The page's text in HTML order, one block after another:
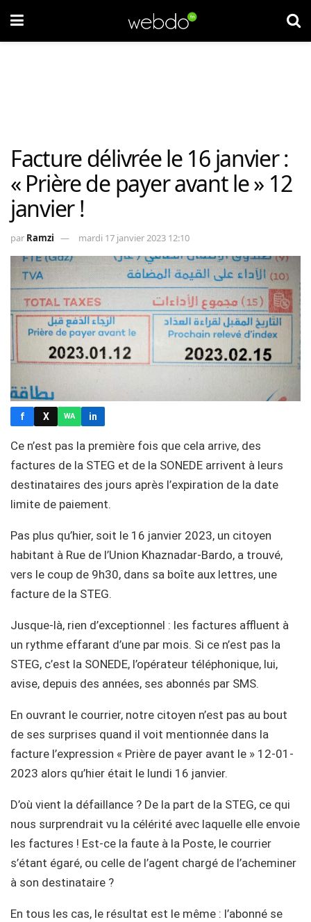
Facture délivrée le 16 janvier :
« Prière de payer avant le » 12
janvier !
par Ramzi mardi 17 janvier 2023 12:10
f X WA in
Ce n’est pas la première fois que cela arrive, des
factures de la STEG et de la SONEDE arrivent à leurs
destinataires des jours après l’expiration de la date
limite de paiement.
Pas plus qu’hier, soit le 16 janvier 2023, un citoyen
habitant à Rue de l’Union Khaznadar-Bardo, a trouvé,
vers le coup de 9h30, dans sa boîte aux lettres, une
facture de la STEG.
Jusque-là, rien d’exceptionnel : les factures affluent à
un rythme effarant d’une par mois. Si ce n’est pas la
STEG, c’est la SONEDE, l’opérateur téléphonique, lui,
avise, depuis des années, ses abonnés par SMS.
En ouvrant le courrier, notre citoyen n’est pas au bout
de ses surprises quand il voit mentionnée dans la
facture l’expression « Prière de payer avant le » 12-01-
2023 alors qu’hier était le lundi 16 janvier.
D’où vient la défaillance ? De la part de la STEG, ce qui
nous surprendrait vu la célérité avec laquelle elle envoie
les factures ! Est-ce la faute à la Poste, le courrier
s’étant égaré, ou celle de l’agent chargé de l’acheminer
à son destinataire ?
En tous les cas, le résultat est le même : l’abonné se